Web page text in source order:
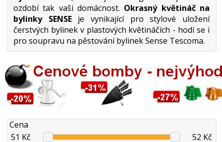
ozdobí tak vaši domácnost. Okrasný květináč na
bylinky SENSE je vynikající pro stylové uložení
čerstvých bylinek v plastových květináčích - hodí se i
pro soupravu na pěstování bylinek Sense Tescoma.
Cena
51 Kč
52 Kč